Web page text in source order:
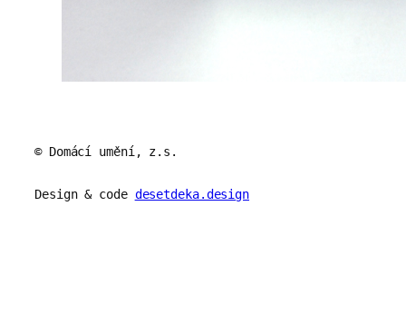
© Domácí umění, z.s.
Design & code desetdeka.design